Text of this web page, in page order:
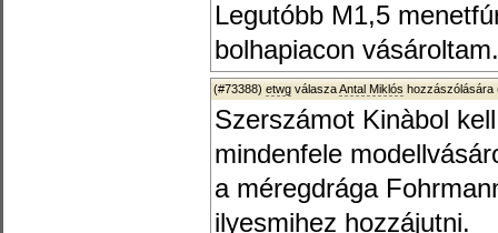
Legutóbb M1,5
bolhapiacon vásároltam.
(#73388) etwg válaszaAntal Miklós hozzászólására
Szerszámot Kinàbol
mindenfele
a méregdrága
ilyesmihez hozzájutni.